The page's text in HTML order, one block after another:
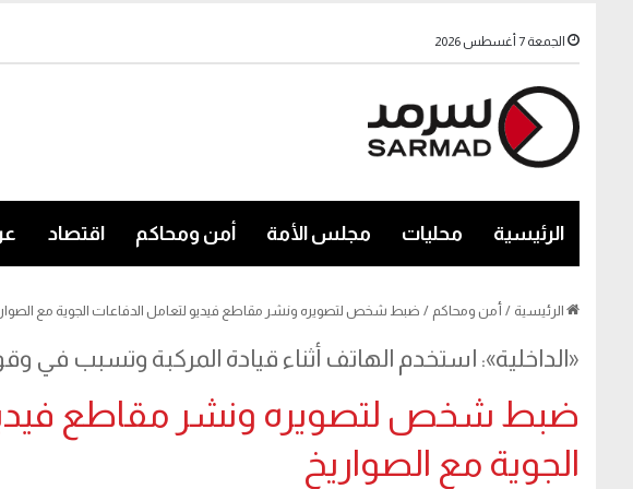
الجمعة 7 أغسطس 2026
الرئيسية محليات مجلس الأمة أمن ومحاكم اقتصاد
الرئيسية / أمن ومحاكم / ضبط شخص لتصويره ونشر مقاطع فيديو لتعامل الدفاعات الجوية مع
ضبط شخص لتصويره ونشر مقاطع
الجوية مع الصواريخ
«الداخلية»: استخدم الهاتف أثناء قيادة المركبة وتسبب في